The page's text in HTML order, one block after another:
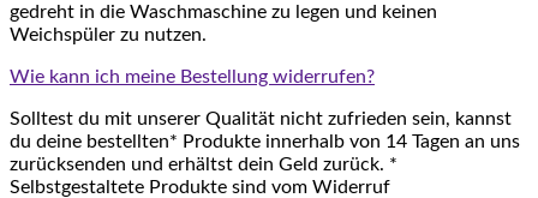
gedreht in die Waschmaschine zu legen und keinen
Weichspüler zu nutzen.
Wie kann ich meine Bestellung widerrufen?
Solltest du mit unserer Qualität nicht zufrieden sein, kannst
du deine bestellten* Produkte innerhalb von 14 Tagen an uns
zurücksenden und erhältst dein Geld zurück. *
Selbstgestaltete Produkte sind vom Widerruf